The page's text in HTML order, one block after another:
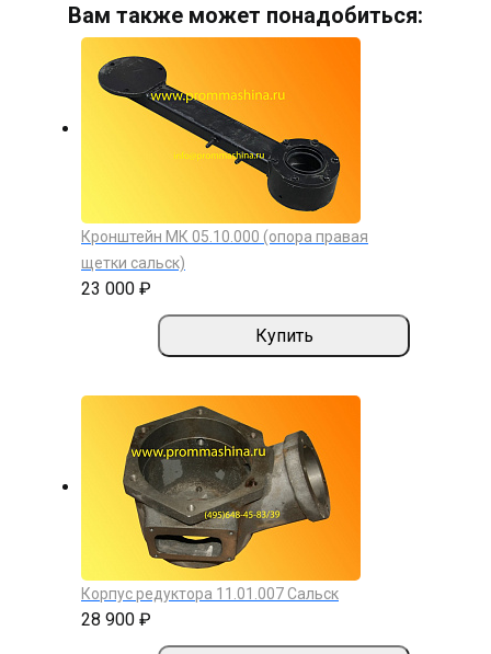
Вам также может понадобиться:
Кронштейн МК 05.10.000 (опора правая
щетки сальск)
23 000 ₽
Купить
Корпус редуктора 11.01.007 Сальск
28 900 ₽